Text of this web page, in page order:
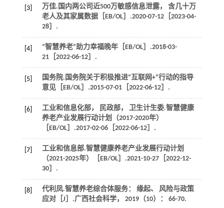
[3]
万佳.国内两公司近500万敏感信息泄露， 含几十万
老人及其家属数据［EB/OL］.2020-07-12［2023-04-
28］.
[4]
“智慧养老”助力幸福晚年［EB/OL］.2018-03-
21［2022-06-12］.
[5]
国务院.国务院关于积极推进“互联网+”行动的指导
意见［EB/OL］.2015-07-01［2022-06-12］.
[6]
工业和信息化部， 民政部， 卫生计生委.智慧健康
养老产业发展行动计划（2017-2020年）
［EB/OL］.2017-02-06［2022-06-12］.
[7]
工业和信息部.智慧健康养老产业发展行动计划
（2021-2025年）［EB/OL］.2021-10-27［2022-12-
30］.
[8]
代利凤.智慧养老综合体服务： 缘起、 风险与政策
应对［J］.广西社会科学， 2019（10）： 66-70.